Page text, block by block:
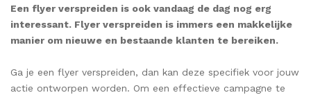
Een flyer verspreiden is ook vandaag de dag nog erg
interessant. Flyer verspreiden is immers een makkelijke
manier om nieuwe en bestaande klanten te bereiken.
Ga je een flyer verspreiden, dan kan deze specifiek voor jouw
actie ontworpen worden. Om een effectieve campagne te